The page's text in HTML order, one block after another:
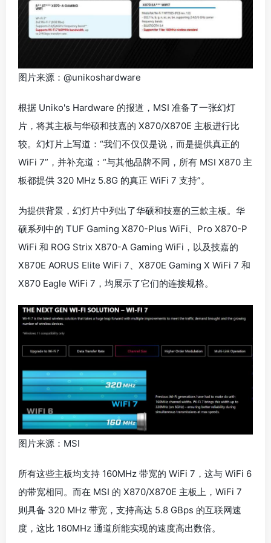
图片来源：@unikoshardware
根据 Uniko's Hardware 的报道，MSI 准备了一张幻灯
片，将其主板与华硕和技嘉的 X870/X870E 主板进行比
较。幻灯片上写道：“我们不仅仅是说，而是提供真正的
WiFi 7”，并补充道：“与其他品牌不同，所有 MSI X870 主
板都提供 320 MHz 5.8G 的真正 WiFi 7 支持”。
为提供背景，幻灯片中列出了华硕和技嘉的三款主板。华
硕系列中的 TUF Gaming X870-Plus WiFi、Pro X870-P
WiFi 和 ROG Strix X870-A Gaming WiFi，以及技嘉的
X870E AORUS Elite WiFi 7、X870E Gaming X WiFi 7 和
X870 Eagle WiFi 7，均展示了它们的连接规格。
图片来源：MSI
所有这些主板均支持 160MHz 带宽的 WiFi 7，这与 WiFi 6
的带宽相同。而在 MSI 的 X870/X870E 主板上，WiFi 7
则具备 320 MHz 带宽，支持高达 5.8 GBps 的互联网速
度，这比 160MHz 通道所能实现的速度高出数倍。